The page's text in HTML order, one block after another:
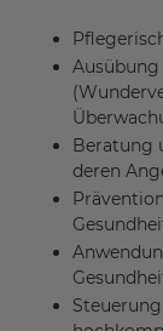
Beratung
deren